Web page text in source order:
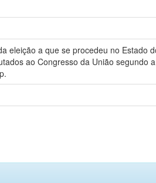
eleição a que se procedeu no Estado
ao Congresso da União segundo